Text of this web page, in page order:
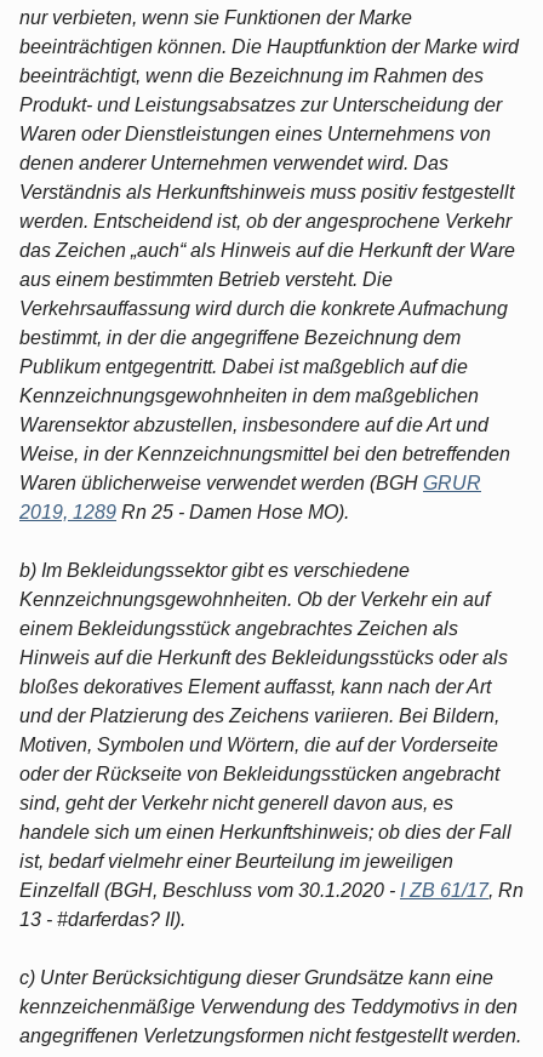
nur verbieten, wenn sie Funktionen der Marke
beeinträchtigen können. Die Hauptfunktion der Marke wird
beeinträchtigt, wenn die Bezeichnung im Rahmen des
Produkt- und Leistungsabsatzes zur Unterscheidung der
Waren oder Dienstleistungen eines Unternehmens von
denen anderer Unternehmen verwendet wird. Das
Verständnis als Herkunftshinweis muss positiv festgestellt
werden. Entscheidend ist, ob der angesprochene Verkehr
das Zeichen „auch“ als Hinweis auf die Herkunft der Ware
aus einem bestimmten Betrieb versteht. Die
Verkehrsauffassung wird durch die konkrete Aufmachung
bestimmt, in der die angegriffene Bezeichnung dem
Publikum entgegentritt. Dabei ist maßgeblich auf die
Kennzeichnungsgewohnheiten in dem maßgeblichen
Warensektor abzustellen, insbesondere auf die Art und
Weise, in der Kennzeichnungsmittel bei den betreffenden
Waren üblicherweise verwendet werden (BGH GRUR
2019, 1289 Rn 25 - Damen Hose MO).
b) Im Bekleidungssektor gibt es verschiedene
Kennzeichnungsgewohnheiten. Ob der Verkehr ein auf
einem Bekleidungsstück angebrachtes Zeichen als
Hinweis auf die Herkunft des Bekleidungsstücks oder als
bloßes dekoratives Element auffasst, kann nach der Art
und der Platzierung des Zeichens variieren. Bei Bildern,
Motiven, Symbolen und Wörtern, die auf der Vorderseite
oder der Rückseite von Bekleidungsstücken angebracht
sind, geht der Verkehr nicht generell davon aus, es
handele sich um einen Herkunftshinweis; ob dies der Fall
ist, bedarf vielmehr einer Beurteilung im jeweiligen
Einzelfall (BGH, Beschluss vom 30.1.2020 - I ZB 61/17, Rn
13 - #darferdas? II).
c) Unter Berücksichtigung dieser Grundsätze kann eine
kennzeichenmäßige Verwendung des Teddymotivs in den
angegriffenen Verletzungsformen nicht festgestellt werden.